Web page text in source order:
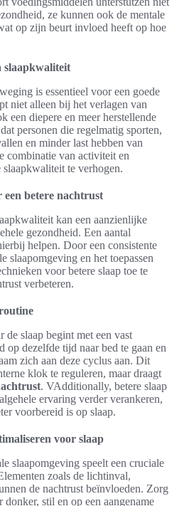
ze kunnen ook de mentale
op zijn beurt invloed heeft op hoe
slaapkwaliteit
is essentieel voor een goede
niet alleen bij het verlagen van
een diepere en meer herstellende
personen die regelmatig sporten,
en minder last hebben van
combinatie van activiteit en
te verhogen.
een betere nachtrust
kan een aanzienlijke
gezondheid. Een aantal
helpen. Door een consistente
slaapomgeving en het toepassen
voor betere slaap toe te
verbeteren.
de slaap begint met een vast
op dezelfde tijd naar bed te gaan en
zich aan deze cyclus aan. Dit
klok te reguleren, maar draagt
. VAdditionally, betere slaap
ervaring verder verankeren,
voorbereid is op slaap.
voor slaap
slaapomgeving speelt een cruciale
zoals de lichtinval,
de nachtrust beïnvloeden. Zorg
donker, stil en op een aangename